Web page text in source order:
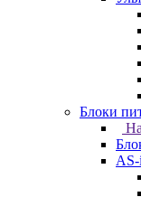
Блоки